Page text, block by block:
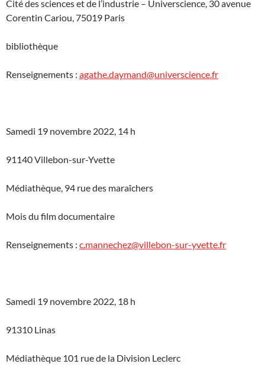
Cité des sciences et de l’industrie – Universcience, 30 avenue
Corentin Cariou, 75019 Paris
bibliothèque
Renseignements : agathe.daymand@universcience.fr
Samedi 19 novembre 2022, 14 h
91140 Villebon-sur-Yvette
Médiathèque, 94 rue des maraîchers
Mois du film documentaire
Renseignements : c.mannechez@villebon-sur-yvette.fr
Samedi 19 novembre 2022, 18 h
91310 Linas
Médiathèque 101 rue de la Division Leclerc